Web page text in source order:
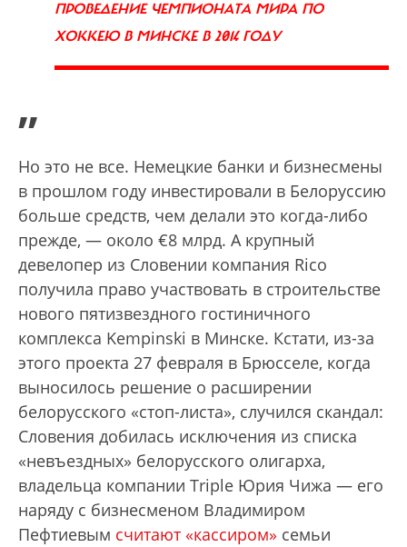
ПРОВЕДЕНИЕ ЧЕМПИОНАТА МИРА ПО
ХОККЕЮ В МИНСКЕ В 2014 ГОДУ
”
Но это не все. Немецкие банки и бизнесмены
в прошлом году инвестировали в Белоруссию
больше средств, чем делали это когда-либо
прежде, — около €8 млрд. А крупный
девелопер из Словении компания Rico
получила право участвовать в строительстве
нового пятизвездного гостиничного
комплекса Kempinski в Минске. Кстати, из-за
этого проекта 27 февраля в Брюсселе, когда
выносилось решение о расширении
белорусского «стоп-листа», случился скандал:
Словения добилась исключения из списка
«невъездных» белорусского олигарха,
владельца компании Triple Юрия Чижа — его
наряду с бизнесменом Владимиром
Пефтиевым считают «кассиром» семьи